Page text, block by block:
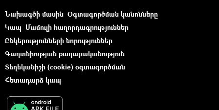
Նախագծի մասին Օգտագործման կանոնները
Կապ Մամուլի հաղորդագրություններ
Ընկերությունների նորություններ
Գաղտնիության քաղաքականություն
Տեղեկանիշի (cookie) օգտագործման
Հետադարձ կապ